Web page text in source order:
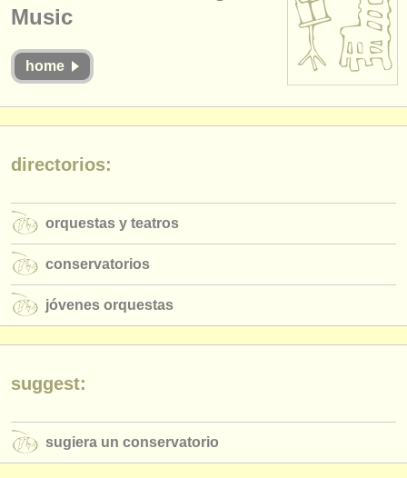
cursillos
concursos
instrumentos robados
directorios:
conservatorios
jóvenes orquestas
musicalchairs:
contáctenos
noticias sobre música clásica
Music
home
directorios:
orquestas y teatros
conservatorios
jóvenes orquestas
suggest:
sugiera un conservatorio